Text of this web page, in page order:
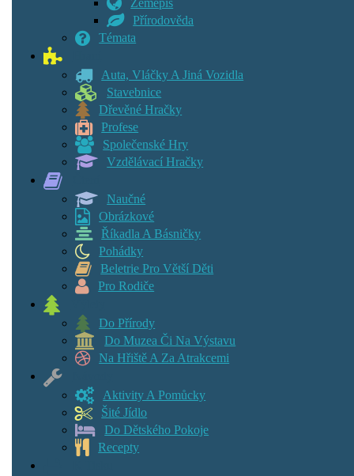
Přírodověda
Témata
Auta, Vláčky A Jiná Vozidla
Stavebnice
Dřevěné Hračky
Profese
Společenské Hry
Vzdělávací Hračky
Naučné
Obrázkové
Říkadla A Básničky
Pohádky
Beletrie Pro Větší Děti
Pro Rodiče
Do Přírody
Do Muzea Či Na Výstavu
Na Hřiště A Za Atrakcemi
Aktivity A Pomůcky
Šité Jídlo
Do Dětského Pokoje
Recepty